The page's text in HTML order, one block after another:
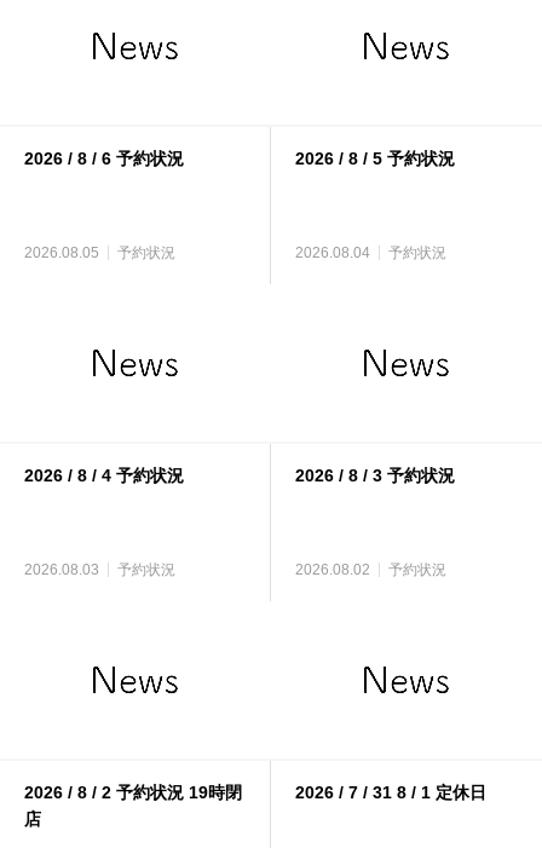
2026 / 8 / 6 予約状況
2026.08.05 予約状況
2026 / 8 / 5 予約状況
2026.08.04 予約状況
2026 / 8 / 4 予約状況
2026.08.03 予約状況
2026 / 8 / 3 予約状況
2026.08.02 予約状況
2026 / 8 / 2 予約状況 19時閉
店
2026 / 7 / 31 8 / 1 定休日